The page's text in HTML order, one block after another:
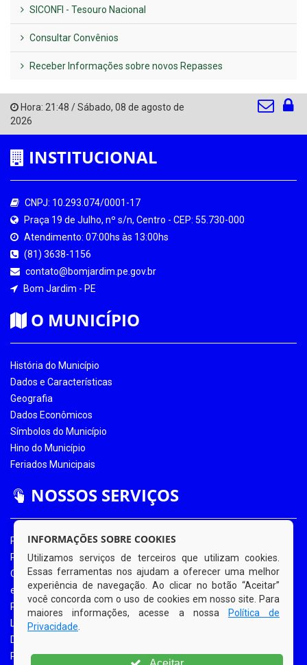
SICONFI - Tesouro Nacional
Consultar Convênios
Receber Informações sobre novos Repasses
Hora: 21:48 /Sábado, 08 de agosto de
2026
INSTITUCIONAL
CNPJ: 10.293.074/0001-17
Praça 19 de Julho, nº s/n, Centro - CEP: 55.730-000
Atendimento: 07:00hs às 13:00hs
(81) 3638-1156
contato@bomjardim.pe.gov.br
Bom Jardim - PE
O MUNICÍPIO
História do Município
Dados e Características
Geografia
Dados Econômicos
Símbolos do Município
Hino do Município
Feriados Municipais
NOSSOS SERVIÇOS
Portal da Transparência
Portal da Transparência COVID-19
Ouvidoria Eletrônica
e-SIC
Processos de Licitação
Licitações em Andamento
Diário Oficial
Portal do Contribuinte
INFORMAÇÕES SOBRE COOKIES
Utilizamos serviços de terceiros que utilizam cookies.
Essas ferramentas nos ajudam a oferecer uma melhor
experiência de navegação. Ao clicar no botão “Aceitar”
você concorda com o uso de cookies em nosso site. Para
maiores informações, acesse a nossa
Política de
Privacidade